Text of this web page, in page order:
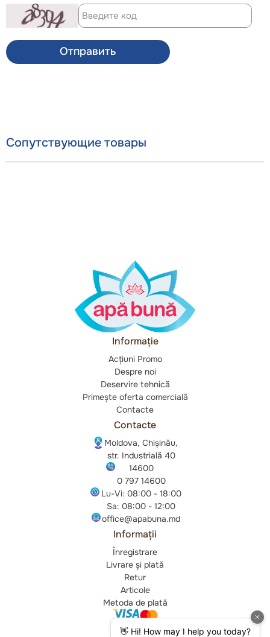
Отправить
Сопутствующие товары
Informație
Acțiuni Promo
Despre noi
Deservire tehnică
Primește oferta comercială
Contacte
Contacte
Moldova, Chișinău,
str. Industrială 40
14600
0 797 14600
Lu-Vi: 08:00 - 18:00
Sa: 08:00 - 12:00
office@apabuna.md
Informații
Înregistrare
Livrare și plată
Retur
Articole
Metoda de plată